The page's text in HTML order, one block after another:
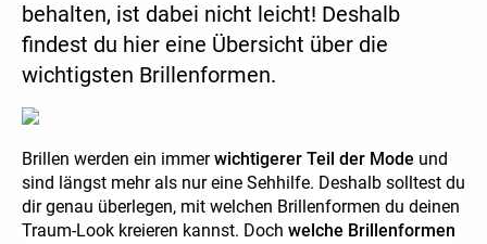
behalten, ist dabei nicht leicht! Deshalb
findest du hier eine Übersicht über die
wichtigsten Brillenformen.
Brillen werden ein immerwichtigerer Teil der Mode und
sind längst mehr als nur eine Sehhilfe. Deshalb solltest du
dir genau überlegen, mit welchen Brillenformen du deinen
Traum-Look kreieren kannst. Doch welche Brillenformen